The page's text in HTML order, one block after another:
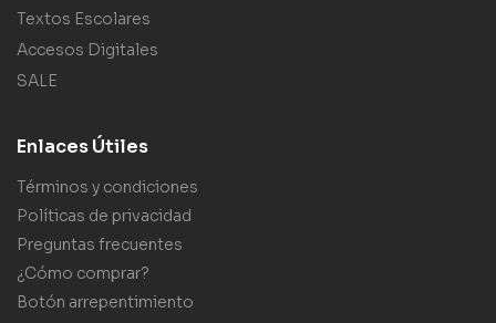
Textos Escolares
Accesos Digitales
SALE
Enlaces Útiles
Términos y condiciones
Políticas de privacidad
Preguntas frecuentes
¿Cómo comprar?
Botón arrepentimiento